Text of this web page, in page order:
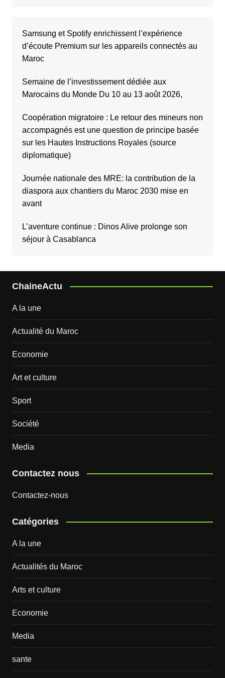
Samsung et Spotify enrichissent l’expérience
d’écoute Premium sur les appareils connectés au
Maroc
Semaine de l’investissement dédiée aux
Marocains du Monde Du 10 au 13 août 2026,
Coopération migratoire : Le retour des mineurs non
accompagnés est une question de principe basée
sur les Hautes Instructions Royales (source
diplomatique)
Journée nationale des MRE: la contribution de la
diaspora aux chantiers du Maroc 2030 mise en
avant
L’aventure continue : Dinos Alive prolonge son
séjour à Casablanca
ChaineActu
A la une
Actualité du Maroc
Economie
Art et culture
Sport
Société
Media
Contactez nous
Contactez-nous
Catégories
A la une
Actualités du Maroc
Arts et culture
Economie
Media
sante